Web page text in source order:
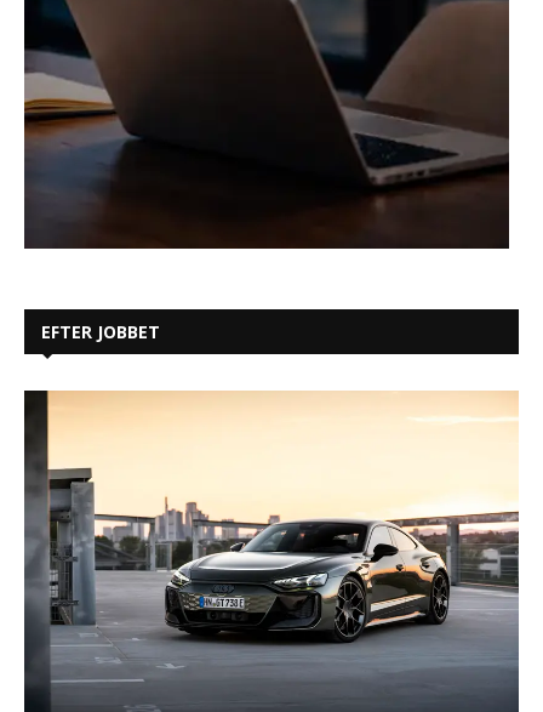
EFTER JOBBET